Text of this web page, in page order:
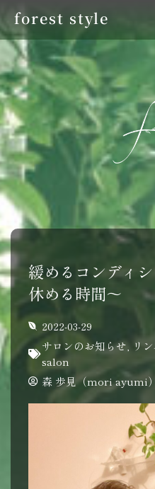
forest style
緩めるコンディ
休める時間〜
2022-03-29
サロンのお知らせ, リ
salon
森 歩見（mori ayumi）